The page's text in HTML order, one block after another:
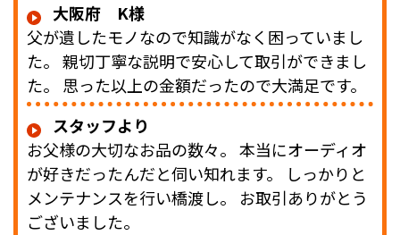
大阪府 K様
父が遺したモノなので知識がなく困っていまし
た。 親切丁寧な説明で安心して取引ができまし
た。 思った以上の金額だったので大満足です。
スタッフより
お父様の大切なお品の数々。 本当にオーディオ
が好きだったんだと伺い知れます。 しっかりと
メンテナンスを行い橋渡し。 お取引ありがとう
ございました。